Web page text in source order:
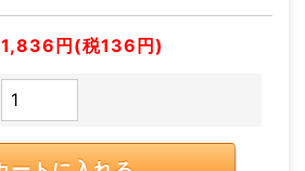
1,836円(税136円)